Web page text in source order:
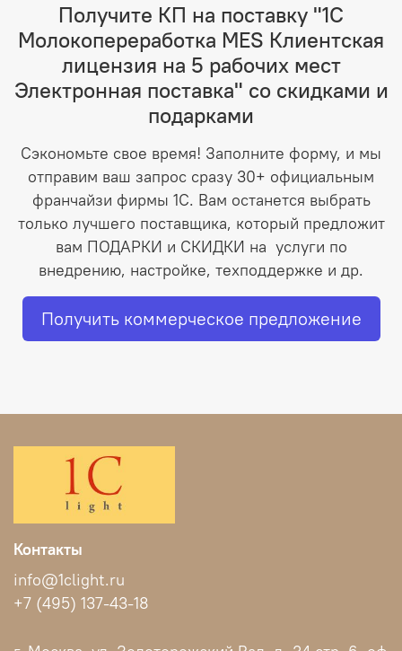
Получите КП на поставку "1С
Молокопереработка MES Клиентская
лицензия на 5 рабочих мест
Электронная поставка" со скидками и
подарками
Сэкономьте свое время! Заполните форму, и мы
отправим ваш запрос сразу 30+ официальным
франчайзи фирмы 1С. Вам останется выбрать
только лучшего поставщика, который предложит
вам ПОДАРКИ и СКИДКИ на услуги по
внедрению, настройке, техподдержке и др.
Получить коммерческое предложение
Контакты
info@1clight.ru
+7 (495) 137-43-18